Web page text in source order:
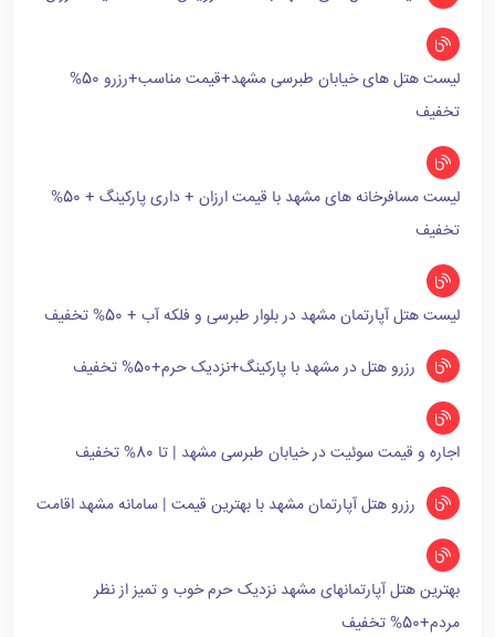
لیست هتل های خیابان طبرسی مشهد+قیمت مناسب+رزرو 50%
تخفیف
لیست مسافرخانه های مشهد با قیمت ارزان + داری پارکینگ + 50%
تخفیف
لیست هتل آپارتمان مشهد در بلوار طبرسی و فلکه آب + 50% تخفیف
رزرو هتل در مشهد با پارکینگ+نزدیک حرم+50% تخفیف
اجاره و قیمت سوئیت در خیابان طبرسی مشهد | تا 80% تخفیف
رزرو هتل آپارتمان مشهد با بهترین قیمت | سامانه مشهد اقامت
بهترین هتل آپارتمانهای مشهد نزدیک حرم خوب و تمیز از نظر
مردم+50% تخفیف